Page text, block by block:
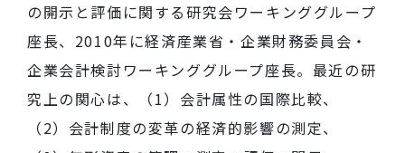
の開示と評価に関する研究会ワーキンググループ
座長、2010年に経済産業省・企業財務委員会・
企業会計検討ワーキンググループ座長。最近の研
究上の関心は、（1）会計属性の国際比較、
（2）会計制度の変革の経済的影響の測定、